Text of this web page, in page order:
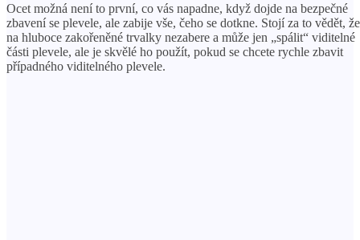
Ocet možná není to první, co vás napadne, když dojde na bezpečné
zbavení se plevele, ale zabije vše, čeho se dotkne. Stojí za to vědět, že
na hluboce zakořeněné trvalky nezabere a může jen „spálit“ viditelné
části plevele, ale je skvělé ho použít, pokud se chcete rychle zbavit
případného viditelného plevele.